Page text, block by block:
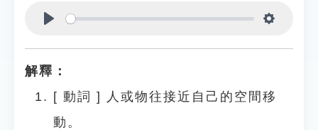
解釋：
[ 動詞 ]
人或物往接近自己的空間移
動。